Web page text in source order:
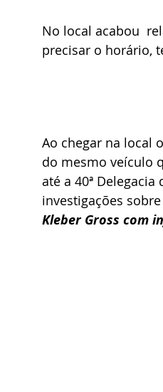
No local acabou
precisar o horário,
Ao chegar na local
do mesmo veículo
até a 40ª
investigações
Kleber Gross com